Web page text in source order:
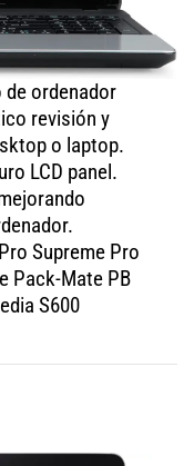
ordenador
revisión y
o laptop.
LCD panel.
Supreme Pro
Pack-Mate PB
S600